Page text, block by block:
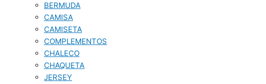
BERMUDA
CAMISA
CAMISETA
COMPLEMENTOS
CHALECO
CHAQUETA
JERSEY